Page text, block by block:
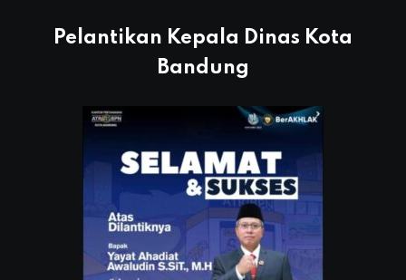
Pelantikan Kepala Dinas Kota
Bandung